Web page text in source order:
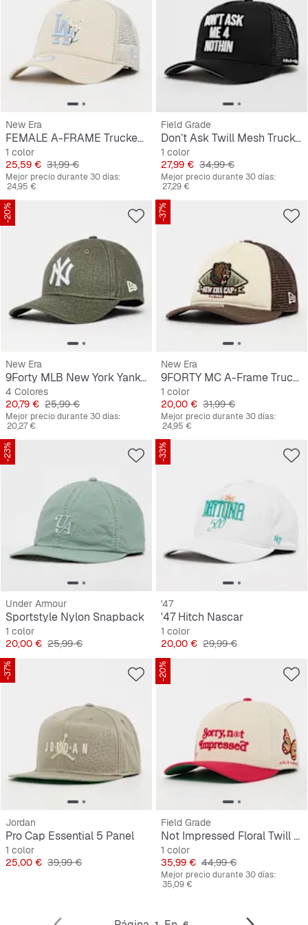
New Era
FEMALE A-FRAME Trucker Floral Los Angeles Dodgers
1 color
Precio
25,59 € Precio original
31,99 €
Mejor precio durante 30 días:
24,95 €
Field Grade
Don’t Ask Twill Mesh Trucker
1 color
Precio
27,99 € Precio original
34,99 €
Mejor precio durante 30 días:
27,29 €
-20%
New Era
9Forty MLB New York Yankees Essential
4 Colores
Precio
20,79 € Precio original
25,99 €
Mejor precio durante 30 días:
20,27 €
-37%
New Era
9FORTY MC A-Frame Trucker New Era Graphic
1 color
Precio
20,00 € Precio original
31,99 €
Mejor precio durante 30 días:
24,95 €
-23%
Under Armour
Sportstyle Nylon Snapback
1 color
Precio
20,00 € Precio original
25,99 €
-33%
'47
'47 Hitch Nascar
1 color
Precio
20,00 € Precio original
29,99 €
-37%
Jordan
Pro Cap Essential 5 Panel
1 color
Precio
25,00 € Precio original
39,99 €
-20%
Field Grade
Not Impressed Floral Twill Trucker
1 color
Precio
35,99 € Precio original
44,99 €
Mejor precio durante 30 días:
35,09 €